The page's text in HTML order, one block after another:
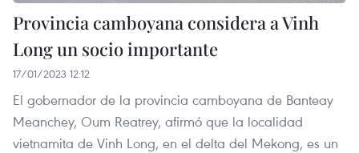
Provincia camboyana considera a Vinh
Long un socio importante
17/01/2023 12:12
El gobernador de la provincia camboyana de Banteay
Meanchey, Oum Reatrey, afirmó que la localidad
vietnamita de Vinh Long, en el delta del Mekong, es un